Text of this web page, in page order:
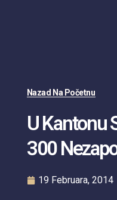
Nazad Na Početnu
U Kantonu
300
19 Februara, 2014